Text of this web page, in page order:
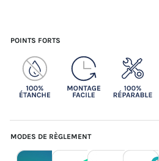
POINTS FORTS
MODES DE RÈGLEMENT